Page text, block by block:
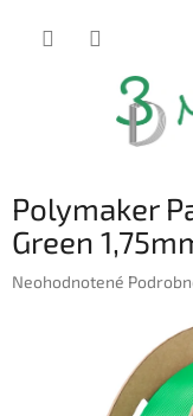
Polymaker
Green
Priemerné
Neohodnotené